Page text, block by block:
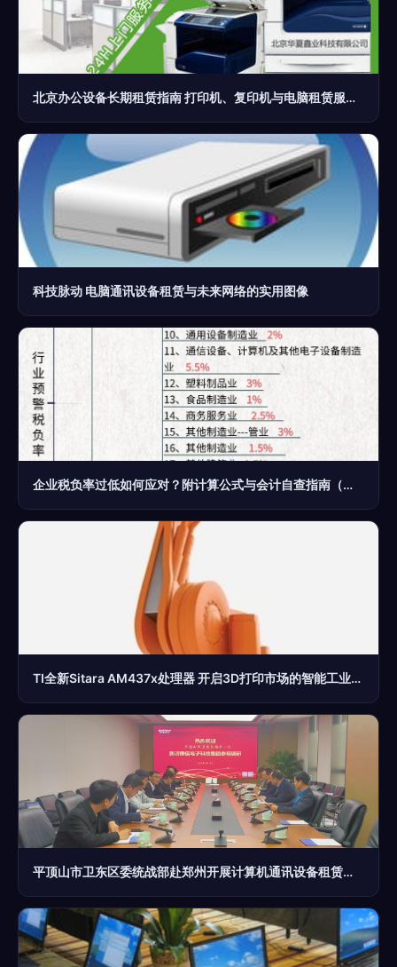
北京办公设备长期租赁指南 打印机、复印机与电脑租赁服务全解析
科技脉动 电脑通讯设备租赁与未来网络的实用图像
企业税负率过低如何应对？附计算公式与会计自查指南（计算机通讯设备租赁行业专用）
TI全新Sitara AM437x处理器 开启3D打印市场的智能工业化新篇章
平顶山市卫东区委统战部赴郑州开展计算机通讯设备租赁招商考察